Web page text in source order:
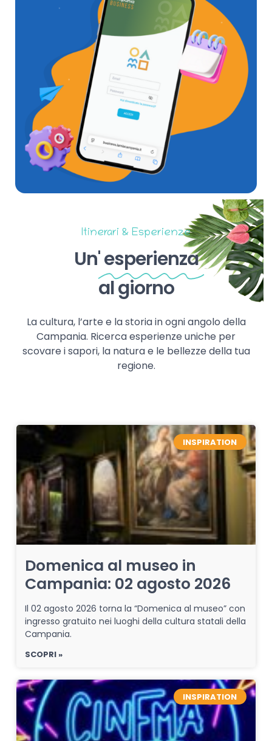
Itinerari & Esperienze
Un'esperienza
al giorno
La cultura, l’arte e la storia in ogni angolo della
Campania. Ricerca esperienze uniche per
scovare i sapori, la natura e le bellezze della tua
regione.
INSPIRATION
Domenica al museo in
Campania: 02 agosto 2026
Il 02 agosto 2026 torna la “Domenica al museo” con
ingresso gratuito nei luoghi della cultura statali della
Campania.
SCOPRI »
INSPIRATION